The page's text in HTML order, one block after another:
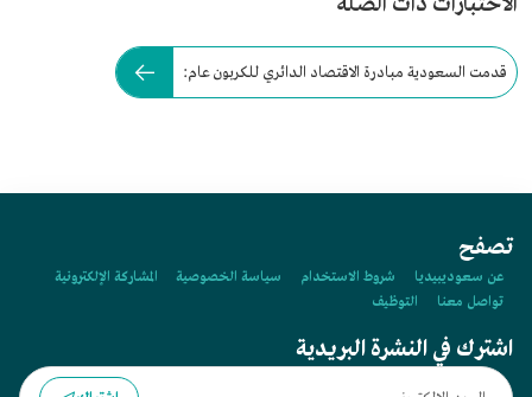
قدمت السعودية مبادرة الاقتصاد الدائري للكربون عام:
تصفح
عن سعوديبيديا شروط الاستخدام سياسة الخصوصية
المشاركة الإلكترونية
تواصل معنا
التوظيف
اشترك في النشرة البريدية